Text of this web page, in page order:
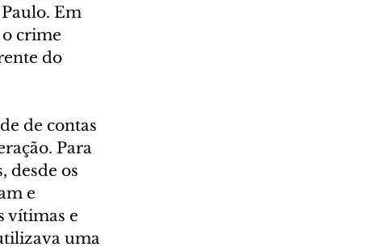
Em
crime
do
de contas
Para
desde os
e
vítimas e
uma